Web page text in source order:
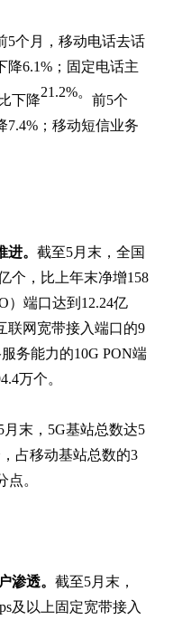
5个月，移动电话去话
降6.1%；固定电话主
下降
21.2%。
前5个
7.4%；移动短信业务
。 截至5月末，全国
个，比上年末净增158
）端口达到12.24亿
联网宽带接入端口的9
务能力的10G PON端
万个。
月末，5G基站总数达5
占移动基站总数的3
。
渗透。 截至5月末，
及以上固定宽带接入